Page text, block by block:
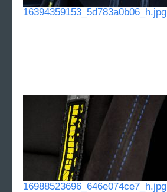
16394359153_5d783a0b06_h.jpg
16988523696_646e074ce7_h.jpg